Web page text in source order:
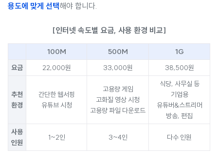
용도에 맞게 선택해야 합니다.
[인터넷 속도별 요금, 사용 환경 비교]
100M 500M
1G
요금
22,000원 33,000원 38,500원
추천
환경
간단한 웹서핑
유튜브 시청
고용량 게임
고화질 영상 시청
고용량 파일 다운로드
식당, 사무실 등
기업용
유튜버&스트리머
방송, 편집
사용
인원
1~2인 3~4인 다수 인원